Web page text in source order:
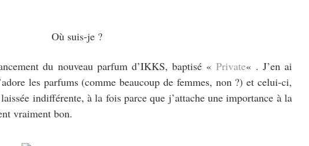
Où suis-je ?
du nouveau parfum d’IKKS, baptisé « Private« . J’en ai
les parfums (comme beaucoup de femmes, non ?) et celui-ci,
indifférente, à la fois parce que j’attache une importance à la
vraiment bon.